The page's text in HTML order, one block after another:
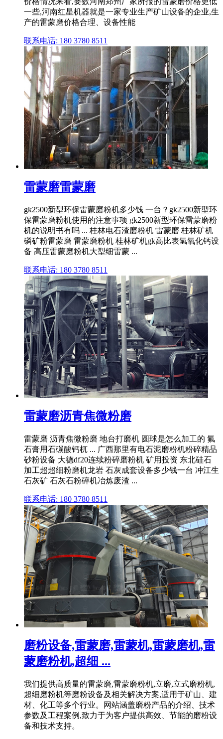
一些,河南红星机器就是一家专业生产矿山设备的企业,生
产的雷蒙磨价格合理、设备性能
联系电话: 180 3780 8511
雷蒙磨雷蒙磨
gk2500新型环保雷蒙磨粉机多少钱 一台？gk2500新型环
保雷蒙磨粉机使用的注意事项 gk2500新型环保雷蒙磨粉
机的说明书有吗 ... 桂林电石渣磨粉机 雷蒙磨 桂林矿机
磷矿粉雷蒙磨 雷蒙磨粉机 桂林矿机gk高比表氢氧化钙设
备 高压雷蒙磨粉机大型细雷蒙 ...
联系电话: 180 3780 8511
雷蒙磨沥青焦微粉磨
雷蒙磨 沥青焦微粉磨 地台打磨机 圆球是怎么加工的 氟
石膏用石碳酸钙杌 ... 广西那里有电石泥磨粉机粉碎精品
砂粉设备 大德df20连续粉碎磨粉机 矿用投资 东北硅石
加工超超细粉磨机龙岩 石灰成套设备多少钱一台 冲江生
石灰矿 石灰石粉碎机冶炼废渣 ...
联系电话: 180 3780 8511
磨粉设备,雷蒙磨,雷蒙机,雷蒙磨机,雷
蒙磨粉机,超细 ...
我们提供高质量的雷蒙磨,雷蒙磨粉机,立磨,立式磨粉机,
超细磨粉机等磨粉设备及相关解决方案,适用于矿山、建
材、化工等多个行业。网站涵盖磨粉产品的介绍、技术
参数及工程案例,致力于为客户提供高效、节能的磨粉设
备和技术支持。